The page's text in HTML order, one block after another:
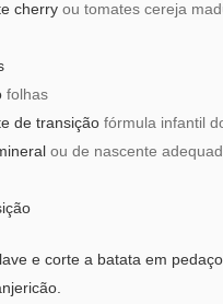
cherry ou tomates cereja
folhas
de transição fórmula infantil
ou de nascente
e corte a batata em